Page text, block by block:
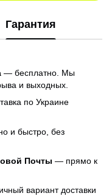
Гарантия
— бесплатно. Мы
и выходных.
по Украине
и быстро, без
Почты — прямо к
вариант доставки